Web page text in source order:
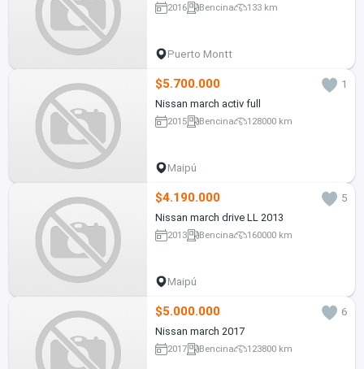
2016 Bencina 133 km
Puerto Montt
$5.700.000
1
Nissan march activ full
2015 Bencina 128000 km
Maipú
$4.190.000
5
Nissan march drive LL 2013
2013 Bencina 160000 km
Maipú
$5.000.000
6
Nissan march 2017
2017 Bencina 123800 km